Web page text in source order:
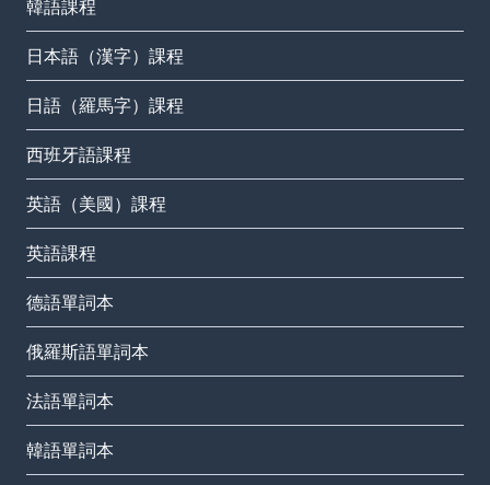
韓語課程
日本語（漢字）課程
日語（羅馬字）課程
西班牙語課程
英語（美國）課程
英語課程
德語單詞本
俄羅斯語單詞本
法語單詞本
韓語單詞本